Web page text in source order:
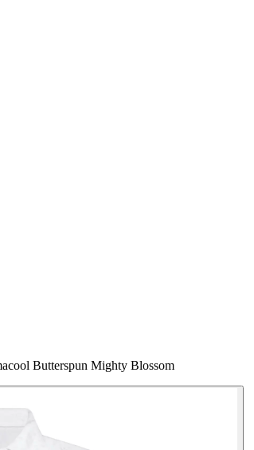
Butterspun Mighty Blossom